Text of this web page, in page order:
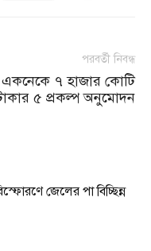
পরবর্তী নিবন্ধ
একনেকে ৭ হাজার কোটি
৫ প্রকল্প অনুমোদন
জেলের পা বিচ্ছিন্ন